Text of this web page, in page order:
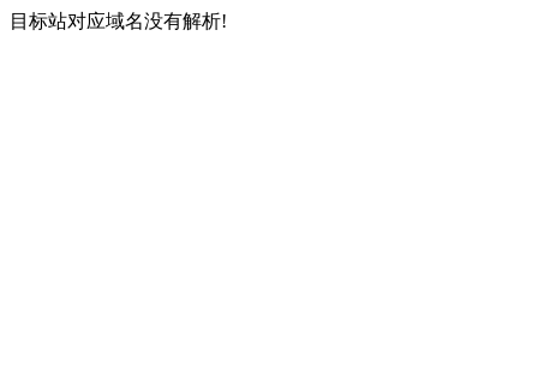
目标站对应域名没有解析!